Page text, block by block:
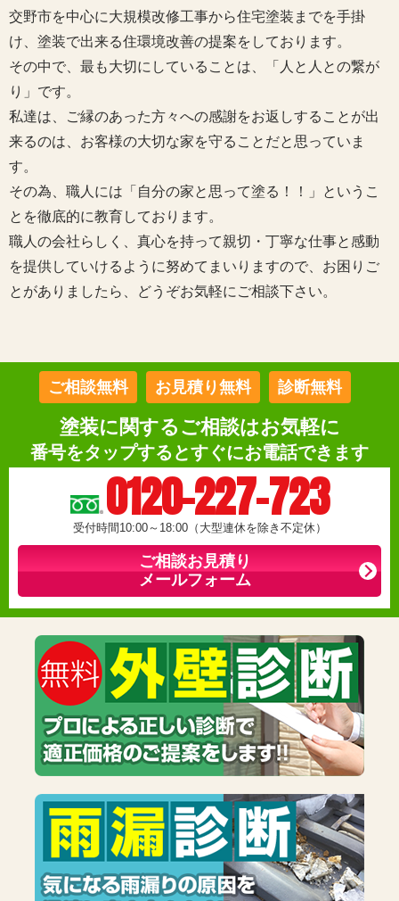
交野市を中心に大規模改修工事から住宅塗装までを手掛
け、塗装で出来る住環境改善の提案をしております。
その中で、最も大切にしていることは、「人と人との繋が
り」です。
私達は、ご縁のあった方々への感謝をお返しすることが出
来るのは、お客様の大切な家を守ることだと思っていま
す。
その為、職人には「自分の家と思って塗る！！」というこ
とを徹底的に教育しております。
職人の会社らしく、真心を持って親切・丁寧な仕事と感動
を提供していけるように努めてまいりますので、お困りご
とがありましたら、どうぞお気軽にご相談下さい。
ご相談無料 お見積り無料 診断無料
塗装に関するご相談はお気軽に
番号をタップするとすぐにお電話できます
0120-227-723
受付時間10:00～18:00（大型連休を除き不定休）
ご相談お見積り
メールフォーム